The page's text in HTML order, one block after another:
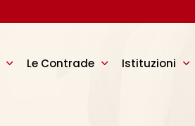
Le Contrade Istituzioni